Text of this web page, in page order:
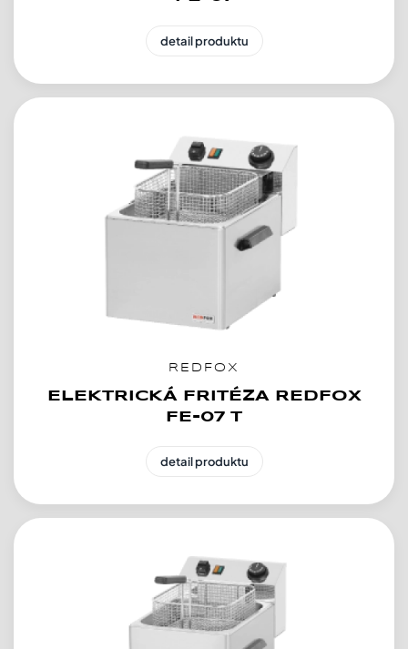
detail produktu
REDFOX
ELEKTRICKÁ FRITÉZA REDFOX
FE-07 T
detail produktu